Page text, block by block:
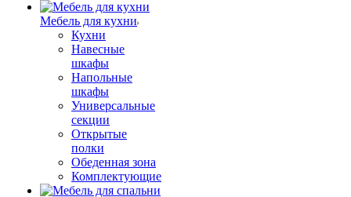
Мебель для кухни
Кухни
Навесные
шкафы
Напольные
шкафы
Универсальные
секции
Открытые
полки
Обеденная зона
Комплектующие